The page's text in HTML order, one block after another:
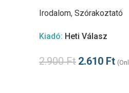
Irodalom, Szórakoztató
Kiadó: Heti Válasz
2.900Ft 2.610 Ft